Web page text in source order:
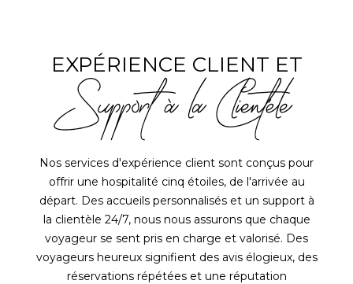
EXPÉRIENCE CLIENT ET
Support à la Clientéle
Nos services d'expérience client sont conçus pour
offrir une hospitalité cinq étoiles, de l'arrivée au
départ. Des accueils personnalisés et un support à
la clientèle 24/7, nous nous assurons que chaque
voyageur se sent pris en charge et valorisé. Des
voyageurs heureux signifient des avis élogieux, des
réservations répétées et une réputation